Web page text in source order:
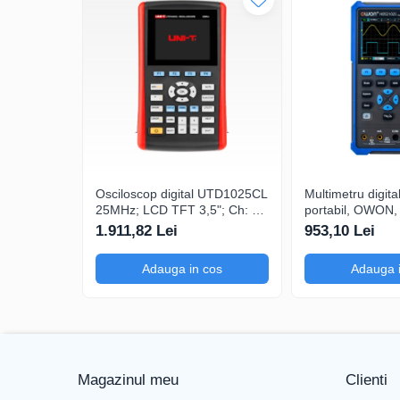
Alimentare și Siguranță
Tensiune alimentare
Tensiune maximă intrare
Dimensiuni și Design
Lățime
Inălțime
Funcții suplimentare
Seria producătorului
Osciloscop digital UTD1025CL
25MHz; LCD TFT 3,5"; Ch: 1;
250Msps; 12kpts compatibil
cu Decodificare serială
1.911,82 Lei
Adauga in cos
Multimetru
portabil, OWON,
200mV-1kV,
953,10 Lei
Adauga
Magazinul meu Clienti